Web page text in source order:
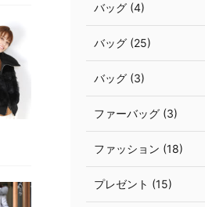
バッグ (4)
バッグ (25)
バッグ (3)
ファーバッグ (3)
ファッション (18)
プレゼント (15)